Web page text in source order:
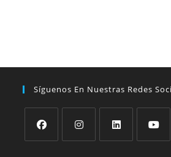
Síguenos En Nuestras Redes